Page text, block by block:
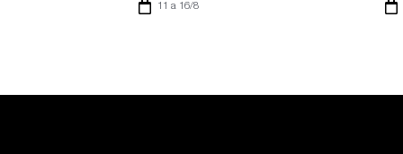
11 a 16/8